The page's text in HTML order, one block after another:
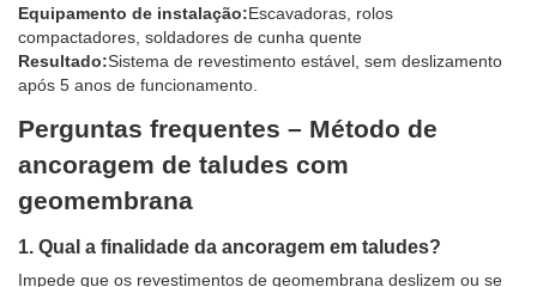
Equipamento de instalação:Escavadoras, rolos
compactadores, soldadores de cunha quente
Resultado:Sistema de revestimento estável, sem deslizamento
após 5 anos de funcionamento.
Perguntas frequentes – Método de
ancoragem de taludes com
geomembrana
1. Qual a finalidade da ancoragem em taludes?
Impede que os revestimentos de geomembrana deslizem ou se